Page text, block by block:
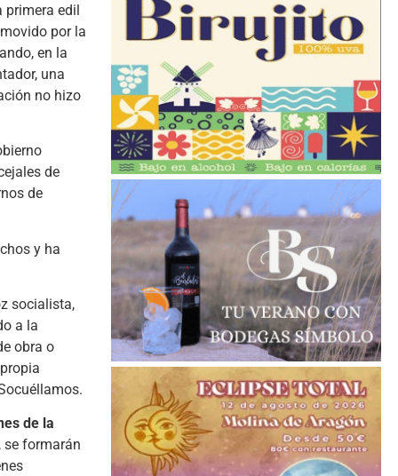
primera edil
por la
en la
una
no hizo
de
de
y ha
socialista,
a la
obra o
de la
se formarán